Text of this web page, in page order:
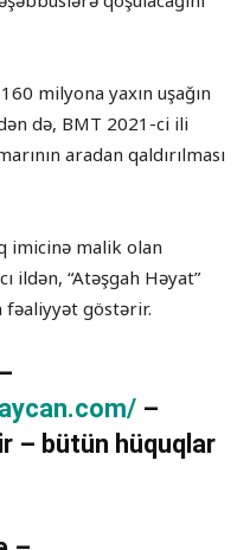
milyona yaxın uşağın
də, BMT 2021-ci ili
aradan qaldırılması
imicinə malik olan
ildən, “Atəşgah Həyat”
fəaliyyət göstərir.
–
– bütün hüquqlar